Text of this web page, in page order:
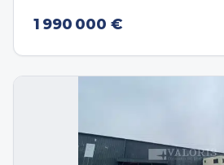
1 990 000 €